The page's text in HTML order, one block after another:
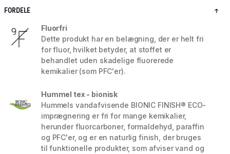
FORDELE
Fluorfri
Dette produkt har en belægning, der er helt fri
for fluor, hvilket betyder, at stoffet er
behandlet uden skadelige fluorerede
kemikalier (som PFC'er).
Hummel tex - bionisk
Hummels vandafvisende BIONIC FINISH® ECO-
imprægnering er fri for mange kemikalier,
herunder fluorcarboner, formaldehyd, paraffin
og PFC'er, og er en naturlig finish, der bruges
til funktionelle produkter, som afviser vand og